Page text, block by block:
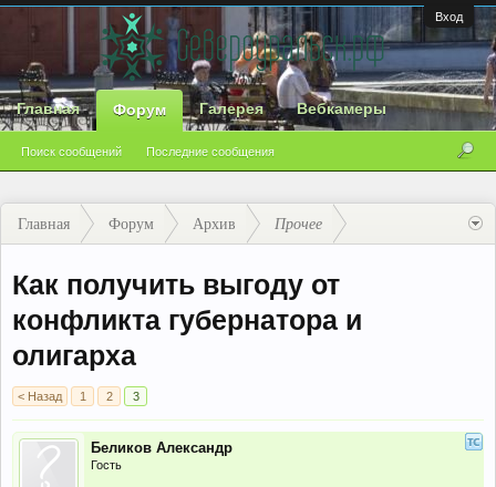
Вход
Главная Форум
Поиск сообщений Последние сообщения
Галерея Вебкамеры
Главная Форум Архив Прочее
Как получить выгоду от
конфликта губернатора и
олигарха
< Назад 1 2 3
Беликов Александр
Гость